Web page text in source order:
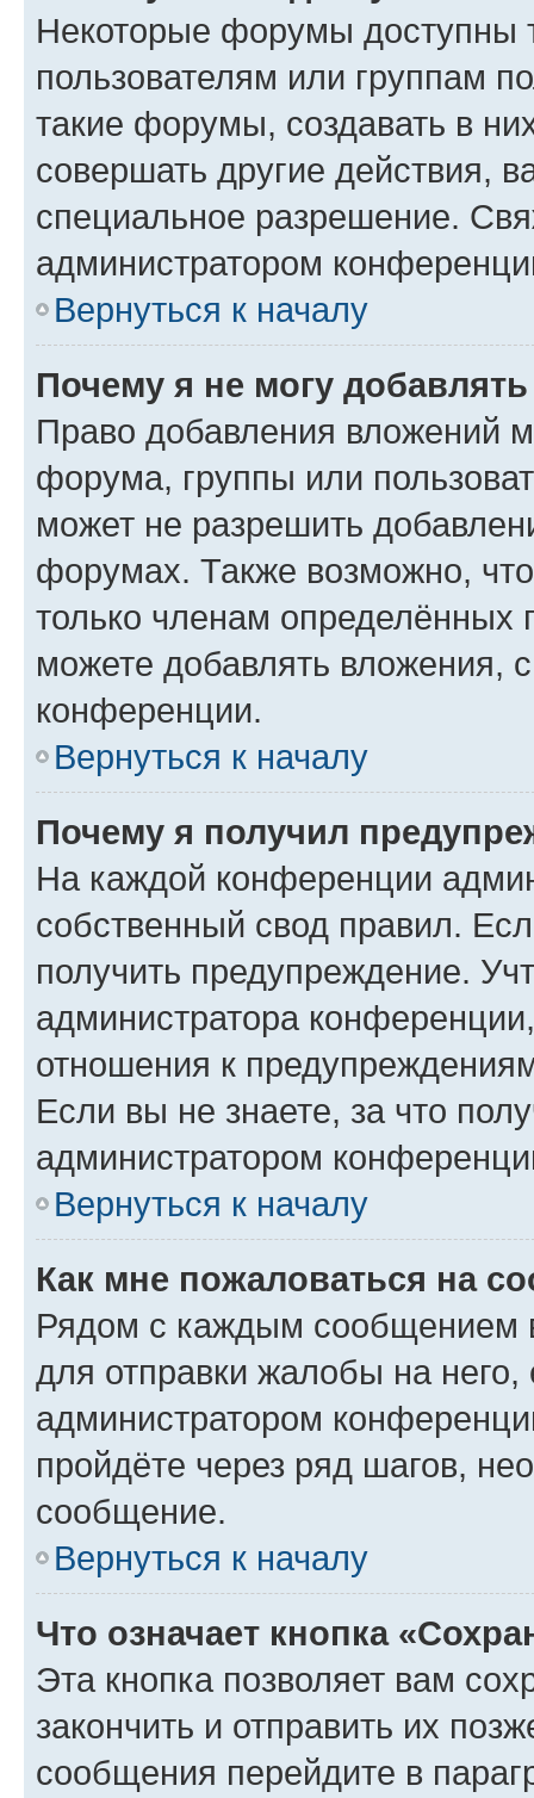
Некоторые форумы доступны
пользователям или группам
такие форумы, создавать в
совершать другие действия,
специальное разрешение.
администратором
Вернуться к началу
Почему я не могу
Право добавления вложений
форума, группы или
может не разрешить
форумах. Также возможно,
только членам определённых
можете добавлять вложения,
конференции.
Вернуться к началу
Почему я получил
На каждой конференции
собственный свод правил.
получить предупреждение.
администратора
отношения к
Если вы не знаете, за что
администратором
Вернуться к началу
Как мне пожаловаться на
Рядом с каждым сообщением
для отправки жалобы на
администратором
пройдёте через ряд шагов,
сообщение.
Вернуться к началу
Что означает кнопка
Эта кнопка позволяет вам
закончить и отправить их
сообщения перейдите в